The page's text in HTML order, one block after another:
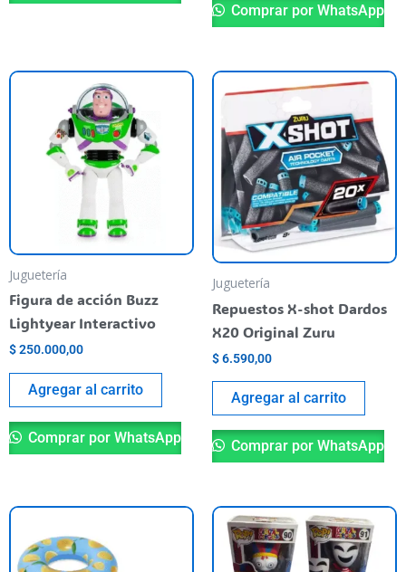
Comprar por WhatsApp
Juguetería
Figura de acción Buzz
Lightyear Interactivo
$250.000,00
Agregar al carrito
Comprar por WhatsApp
Juguetería
Repuestos X-shot Dardos
X20 Original Zuru
$6.590,00
Agregar al carrito
Comprar por WhatsApp
Este
producto